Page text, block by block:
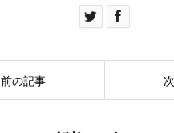
前の記事